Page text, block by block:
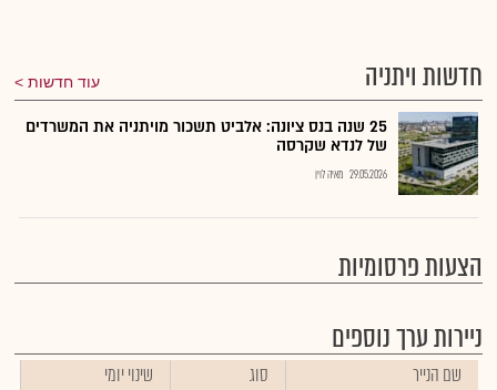
חדשות ויתניה עוד חדשות
25 שנה בנס ציונה: אלביט תשכור מויתניה את המשרדים
של לנדא שקרסה
29.05.2026 מאיה לוין
הצעות פרסומיות
ניירות ערך נוספים
שם הנייר סוג
שינוי יומי